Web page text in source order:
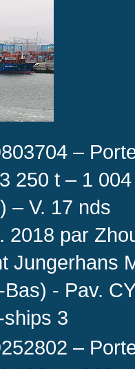
–
250 t – 1
– V. 17 nds
2018 par
Jungerhans
- Pav.
3
–